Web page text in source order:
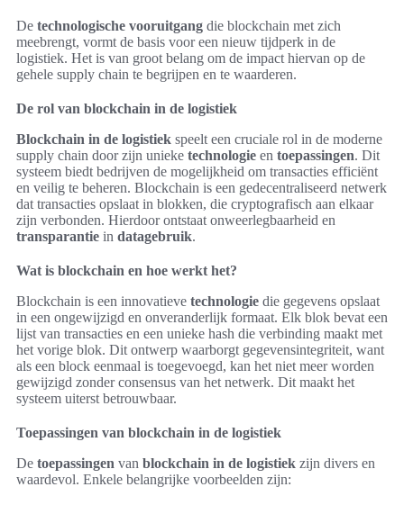
De technologische vooruitgang die blockchain met zich
meebrengt, vormt de basis voor een nieuw tijdperk in de
logistiek. Het is van groot belang om de impact hiervan op de
gehele supply chain te begrijpen en te waarderen.
De rol van blockchain in de logistiek
Blockchain in de logistiek speelt een cruciale rol in de moderne
supply chain door zijn unieke technologie en toepassingen. Dit
systeem biedt bedrijven de mogelijkheid om transacties efficiënt
en veilig te beheren. Blockchain is een gedecentraliseerd netwerk
dat transacties opslaat in blokken, die cryptografisch aan elkaar
zijn verbonden. Hierdoor ontstaat onweerlegbaarheid en
transparantie in datagebruik.
Wat is blockchain en hoe werkt het?
Blockchain is een innovatieve technologie die gegevens opslaat
in een ongewijzigd en onveranderlijk formaat. Elk blok bevat een
lijst van transacties en een unieke hash die verbinding maakt met
het vorige blok. Dit ontwerp waarborgt gegevensintegriteit, want
als een block eenmaal is toegevoegd, kan het niet meer worden
gewijzigd zonder consensus van het netwerk. Dit maakt het
systeem uiterst betrouwbaar.
Toepassingen van blockchain in de logistiek
De toepassingen van blockchain in de logistiek zijn divers en
waardevol. Enkele belangrijke voorbeelden zijn: